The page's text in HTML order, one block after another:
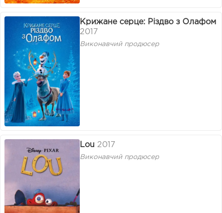
Крижане серце: Різдво з Олафом
2017
Виконавчий продюсер
Lou 2017
Виконавчий продюсер